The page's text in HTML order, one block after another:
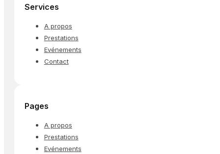
Services
A propos
Prestations
Evénements
Contact
Pages
A propos
Prestations
Evénements